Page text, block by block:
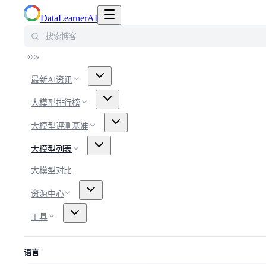
DataLearnerAI
最新AI资讯
大模型排行榜
大模型评测基准
大模型列表
大模型对比
资源中心
工具
语言